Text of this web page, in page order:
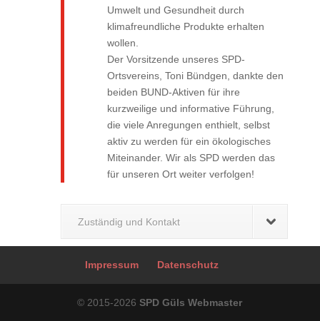
Umwelt und Gesundheit durch
klimafreundliche Produkte erhalten
wollen.
Der Vorsitzende unseres SPD-
Ortsvereins, Toni Bündgen, dankte den
beiden BUND-Aktiven für ihre
kurzweilige und informative Führung,
die viele Anregungen enthielt, selbst
aktiv zu werden für ein ökologisches
Miteinander. Wir als SPD werden das
für unseren Ort weiter verfolgen!
Zuständig und Kontakt
Impressum Datenschutz
© 2015-2026SPD Güls Webmaster